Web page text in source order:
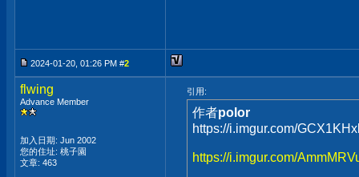
2024-01-20, 01:26 PM #2
flwing
Advance Member
加入日期: Jun 2002
您的住址: 桃子園
文章: 463
引用:
作者polor
https://i.imgur.com/
https://i.imgur.com/